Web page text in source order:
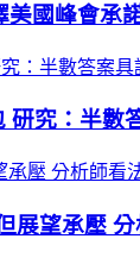
國峰會承
研究：半數
展望承壓